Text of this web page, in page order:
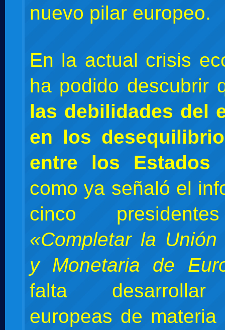
nuevo pilar europeo.
En la actual crisis
ha podido descubrir
las debilidades del
en los
entre los Estados
como ya señaló el
cinco
«Completar la Unión
y Monetaria de
falta desarrollar
europeas de